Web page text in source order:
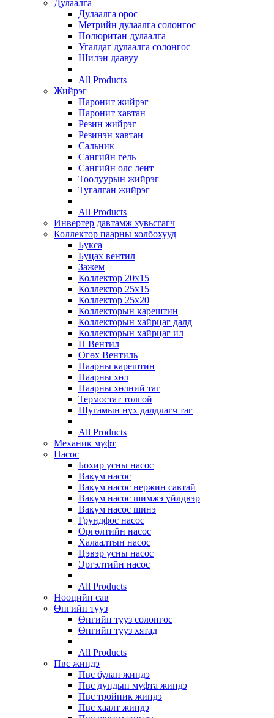
Дулаалга
Дулаалга орос
Метрийн дулаалга солонгос
Полюритан дулаалга
Угалдаг дулаалга солонгос
Шилэн даавуу
All Products
Жийрэг
Паронит жийрэг
Паронит хавтан
Резин жийрэг
Резинэн хавтан
Сальник
Сангийн гель
Сангийн олс лент
Тоолуурын жийрэг
Тугалган жийрэг
All Products
Инвертер давтамж хувьсгагч
Коллектор паарны холбохууд
Букса
Буцах вентил
Зажем
Коллектор 20х15
Коллектор 25х15
Коллектор 25х20
Коллекторын карештин
Коллекторын хайрцаг далд
Коллекторын хайрцаг ил
Н Вентил
Өгөх Вентиль
Паарны карештин
Паарны хөл
Паарны хөлний таг
Термостат толгой
Шугамын нүх далдлагч таг
All Products
Механик муфт
Насос
Бохир усны насос
Вакум насос
Вакум насос нержин савтай
Вакум насос шимжэ үйлдвэр
Вакум насос шинэ
Грундфос насос
Өргөлтийн насос
Халаалтын насос
Цэвэр усны насос
Эргэлтийн насос
All Products
Нөөцийн сав
Өнгийн тууз
Өнгийн тууз солонгос
Өнгийн тууз хятад
All Products
Пвс жиндэ
Пвс булан жиндэ
Пвс дундын муфта жиндэ
Пвс тройник жиндэ
Пвс хаалт жиндэ